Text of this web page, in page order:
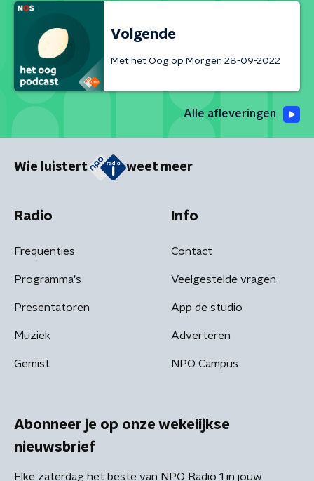
Volgende
Met het Oog op Morgen 28-09-2022
Alle afleveringen
Wie luistert weet meer
Radio
Frequenties
Programma's
Presentatoren
Muziek
Gemist
Info
Contact
Veelgestelde vragen
App de studio
Adverteren
NPO Campus
Abonneer je op onze wekelijkse
nieuwsbrief
Elke zaterdag het beste van NPO Radio 1 in jouw